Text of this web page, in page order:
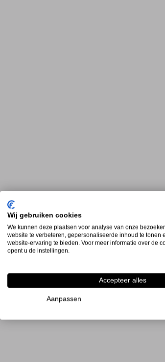
Wij gebruiken cookies
We kunnen deze plaatsen voor analyse van onze
website te verbeteren, gepersonaliseerde inhoud te tonen
website-ervaring te bieden. Voor meer informatie over de
opent u de instellingen.
Accepteer alles
Aanpassen